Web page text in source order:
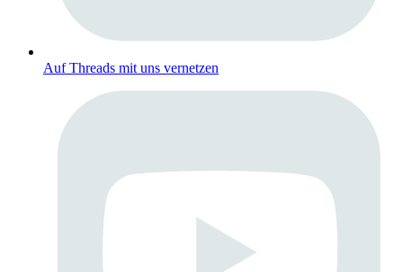
Auf Threads mit uns vernetzen